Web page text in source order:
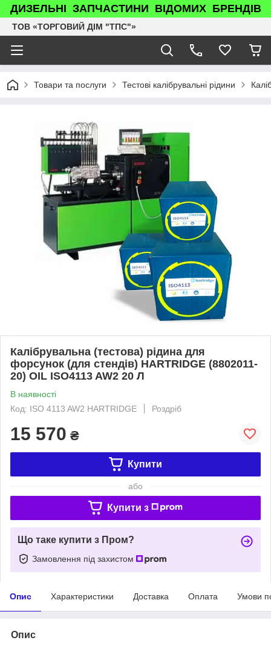
ДИЗЕЛЬНІ ЗАПЧАСТИНИ ВІДОМИХ БРЕНДІВ
ТОВ «ТОРГОВИЙ ДІМ "ТПС"»
Товари та послуги Тестові калібрувальні рідини
Калібрувальна (тестова) рідина для
форсунок (для стендів) HARTRIDGE (8802011-
20) OIL ISO4113 AW2 20 Л
В наявності
Код: ISO 4113 AW2 HARTRIDGE
Роздріб
15 570 ₴
Купити
або
Купити з
Що таке купити з Пром?
Замовлення під захистом
Опис Характеристики Доставка Оплата Умови
Опис